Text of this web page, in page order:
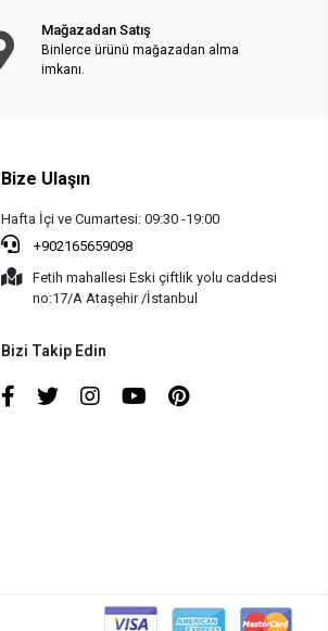
Mağazadan Satış
Binlerce ürünü mağazadan alma
imkanı.
Bize Ulaşın
Hafta İçi ve Cumartesi: 09:30 -19:00
+902165659098
Fetih mahallesi Eski çiftlik yolu caddesi
no:17/A Ataşehir /İstanbul
Bizi Takip Edin